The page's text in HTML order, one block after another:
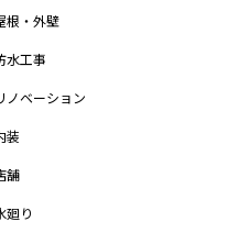
根・外壁
水工事
ノベーション
装
舗
廻り